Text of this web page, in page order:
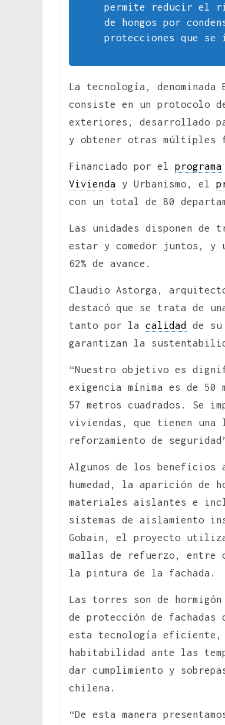
permite reducir el
de hongos por
protecciones que
La tecnología,
consiste en un protocolo
exteriores, desarrollado
y obtener otras múltiples
Financiado por el programa
Vivienda y Urbanismo, el
con un total de 80
Las unidades disponen
estar y comedor juntos, y
62% de avance.
Claudio Astorga,
destacó que se trata de
tanto por la calidad de su
garantizan la
“Nuestro objetivo es
exigencia mínima es de 50
57 metros cuadrados. Se
viviendas, que tienen una
reforzamiento de
Algunos de los
humedad, la aparición de
materiales aislantes e
sistemas de aislamiento
Gobain, el proyecto utiliza
mallas de refuerzo, entre
la pintura de la fachada.
Las torres son de
de protección de fachadas
esta tecnología eficiente,
habitabilidad ante las
dar cumplimiento y
chilena.
“De esta manera